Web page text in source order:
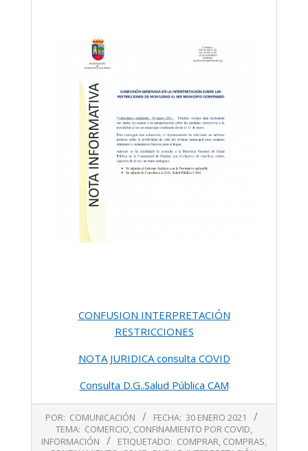
CONFUSION INTERPRETACIÓN
RESTRICCIONES
NOTA JURIDICA consulta COVID
Consulta D.G..Salud Pública CAM
01-
30
POR: COMUNICACIÓN FECHA: 30 ENERO 2021
TEMA: COMERCIO, CONFINAMIENTO POR COVID,
INFORMACIÓN
ETIQUETADO: COMPRAR, COMPRAS,